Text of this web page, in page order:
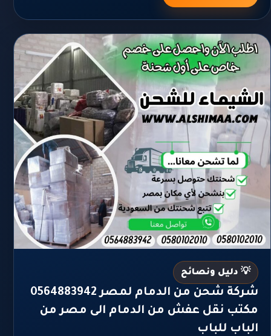
💡 دليل ونصائح
شركة شحن من الدمام لمصر 0564883942
مكتب نقل عفش من الدمام الى مصر من
الباب للباب